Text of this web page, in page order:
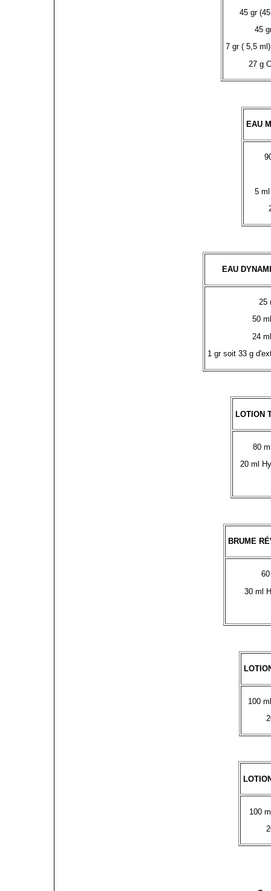
45 gr
45
7 gr ( 5,5
27 g
EAU
5
EAU
25
50
24
1 gr soit 33 g
LOTION
80
20 ml
BRUME
30 ml
100
100